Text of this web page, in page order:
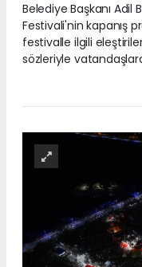
Belediye Başkanı Adil
Festivali'nin kapanış
festivalle ilgili
sözleriyle